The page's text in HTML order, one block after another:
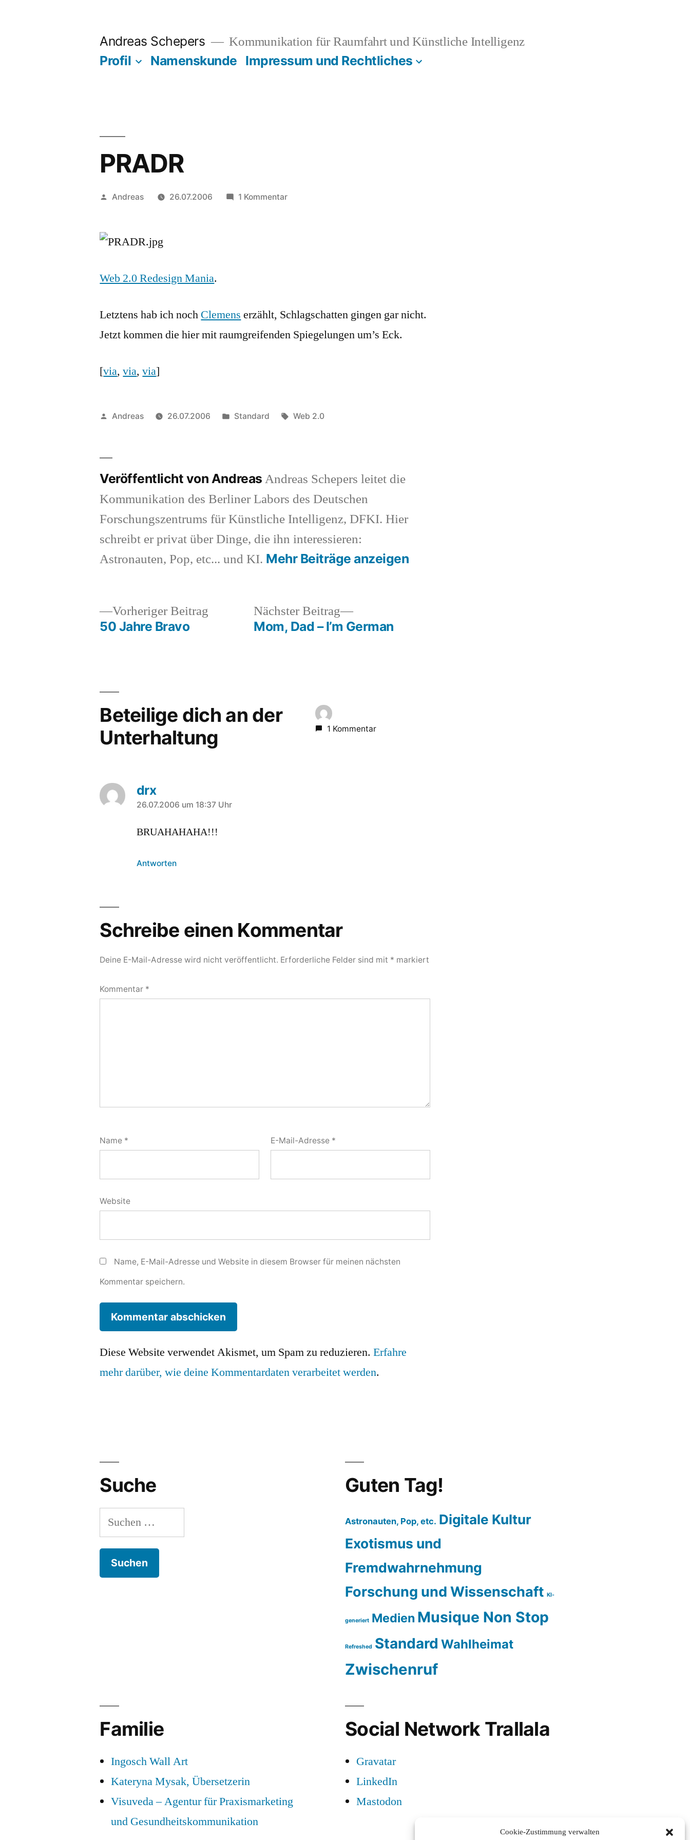
Cookie-Zustimmung verwalten
Andreas Schepers Kommunikation für Raumfahrt und Künstliche Intelligenz
Profil Namenskunde Impressum und Rechtliches
PRADR
Veröffentlicht
Andreas 26.07.2006 1 Kommentarzu
Web 2.0 Redesign Mania.
Letztens hab ich noch Clemens erzählt, Schlagschatten gingen gar nicht.
Jetzt kommen die hier mit raumgreifenden Spiegelungen um’s Eck.
[via,via,via]
Veröffentlicht
Andreas 26.07.2006
Veröffentlicht
Standard Schlagwörter:
Web 2.0
Veröffentlicht von Andreas Andreas Schepers leitet die
Kommunikation des Berliner Labors des Deutschen
Forschungszentrums für Künstliche Intelligenz, DFKI. Hier
schreibt er privat über Dinge, die ihn interessieren:
Astronauten, Pop, etc... und KI. Mehr Beiträge anzeigen
Beitragsnavigation
Vorheriger Beitrag Vorheriger
50 Jahre Bravo
Nächster Beitrag
Nächster
Beitrag:
Mom, Dad – I’m German
Beteilige dich an der
Unterhaltung
1 Kommentar
drx
sagt:
26.07.2006 um 18:37 Uhr
BRUAHAHAHA!!!
Antworten
Schreibe einen Kommentar
Deine E-Mail-Adresse wird nicht veröffentlicht. Erforderliche Felder sind mit * markiert
Kommentar *
Name * E-Mail-Adresse *
Website
Name, E-Mail-Adresse und Website in diesem Browser für meinen nächsten
Kommentar speichern.
Diese Website verwendet Akismet, um Spam zu reduzieren.Erfahre
mehr darüber, wie deine Kommentardaten verarbeitet werden.
Suche
Suchen
nach:
Guten Tag!
Astronauten, Pop, etc. Digitale Kultur
Exotismus und
Fremdwahrnehmung
Forschung und Wissenschaft KI-
generiert Medien Musique Non Stop
Refreshed Standard Wahlheimat
Zwischenruf
Familie
Ingosch Wall Art
Kateryna Mysak, Übersetzerin
Visuveda – Agentur für Praxismarketing
und Gesundheitskommunikation
Social Network Trallala
Gravatar
LinkedIn
Mastodon